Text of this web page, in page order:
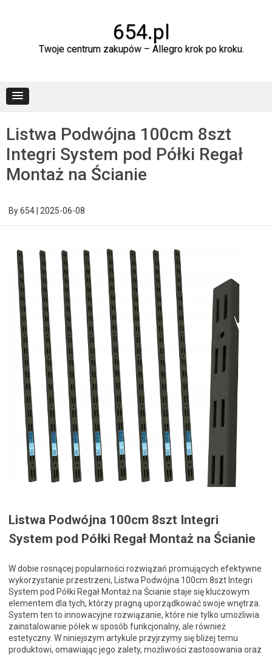
654.pl
Twoje centrum zakupów – Allegro krok po kroku.
Listwa Podwójna 100cm 8szt
Integri System pod Półki Regał
Montaż na Ścianie
By654 2025-06-08
Listwa Podwójna 100cm 8szt Integri
System pod Półki Regał Montaż na Ścianie
W dobie rosnącej popularności rozwiązań promujących efektywne
wykorzystanie przestrzeni, Listwa Podwójna 100cm 8szt Integri
System pod Półki Regał Montaż na Ścianie staje się kluczowym
elementem dla tych, którzy pragną uporządkować swoje wnętrza.
System ten to innowacyjne rozwiązanie, które nie tylko umożliwia
zainstalowanie półek w sposób funkcjonalny, ale również
estetyczny. W niniejszym artykule przyjrzymy się bliżej temu
produktowi, omawiając jego zalety, możliwości zastosowania oraz